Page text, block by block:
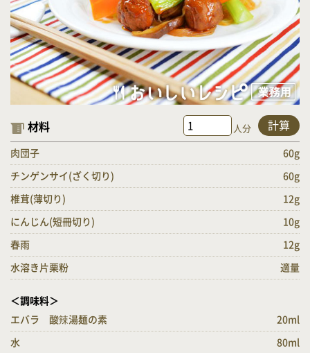
材料 人分 計算
肉団子 60g
チンゲンサイ(ざく切り) 60g
椎茸(薄切り) 12g
にんじん(短冊切り) 10g
春雨 12g
水溶き片栗粉 適量
＜調味料＞
エバラ 酸辣湯麺の素
20ml
水 80ml